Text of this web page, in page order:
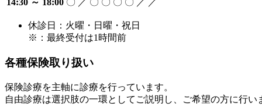
14:30 ～ 18:00 〇 ／ 〇 〇 〇 〇 ／ ／
休診日：火曜・日曜・祝日
※：最終受付は1時間前
各種保険取り扱い
保険診療を主軸に診療を行っています。
自由診療は選択肢の一環としてご説明し、ご希望の方に行い